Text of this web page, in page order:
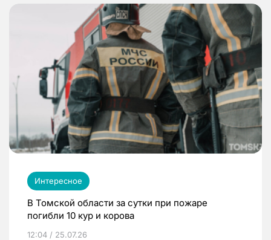
Интересное
В Томской области за сутки при пожаре
погибли 10 кур и корова
12:04 / 25.07.26